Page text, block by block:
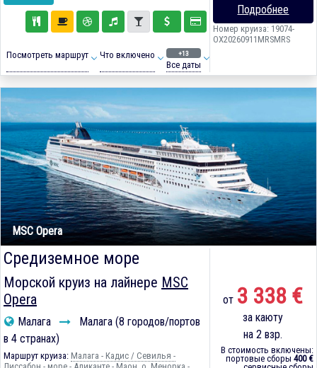
Посмотреть маршрут Что включено +13
Все даты
Подробнее
Номер круиза: 19074-
OX20260911MRSMRS
MSC Opera
Средиземное море
Морской круиз на лайнере MSC
Opera
Малага
Малага (8 городов/портов
в 4 странах)
Маршрут круиза: Малага - Кадиc / Севилья -
от 3 338 €
за каюту
на 2 взр.
В стоимость включены:
портовые сборы 400 €